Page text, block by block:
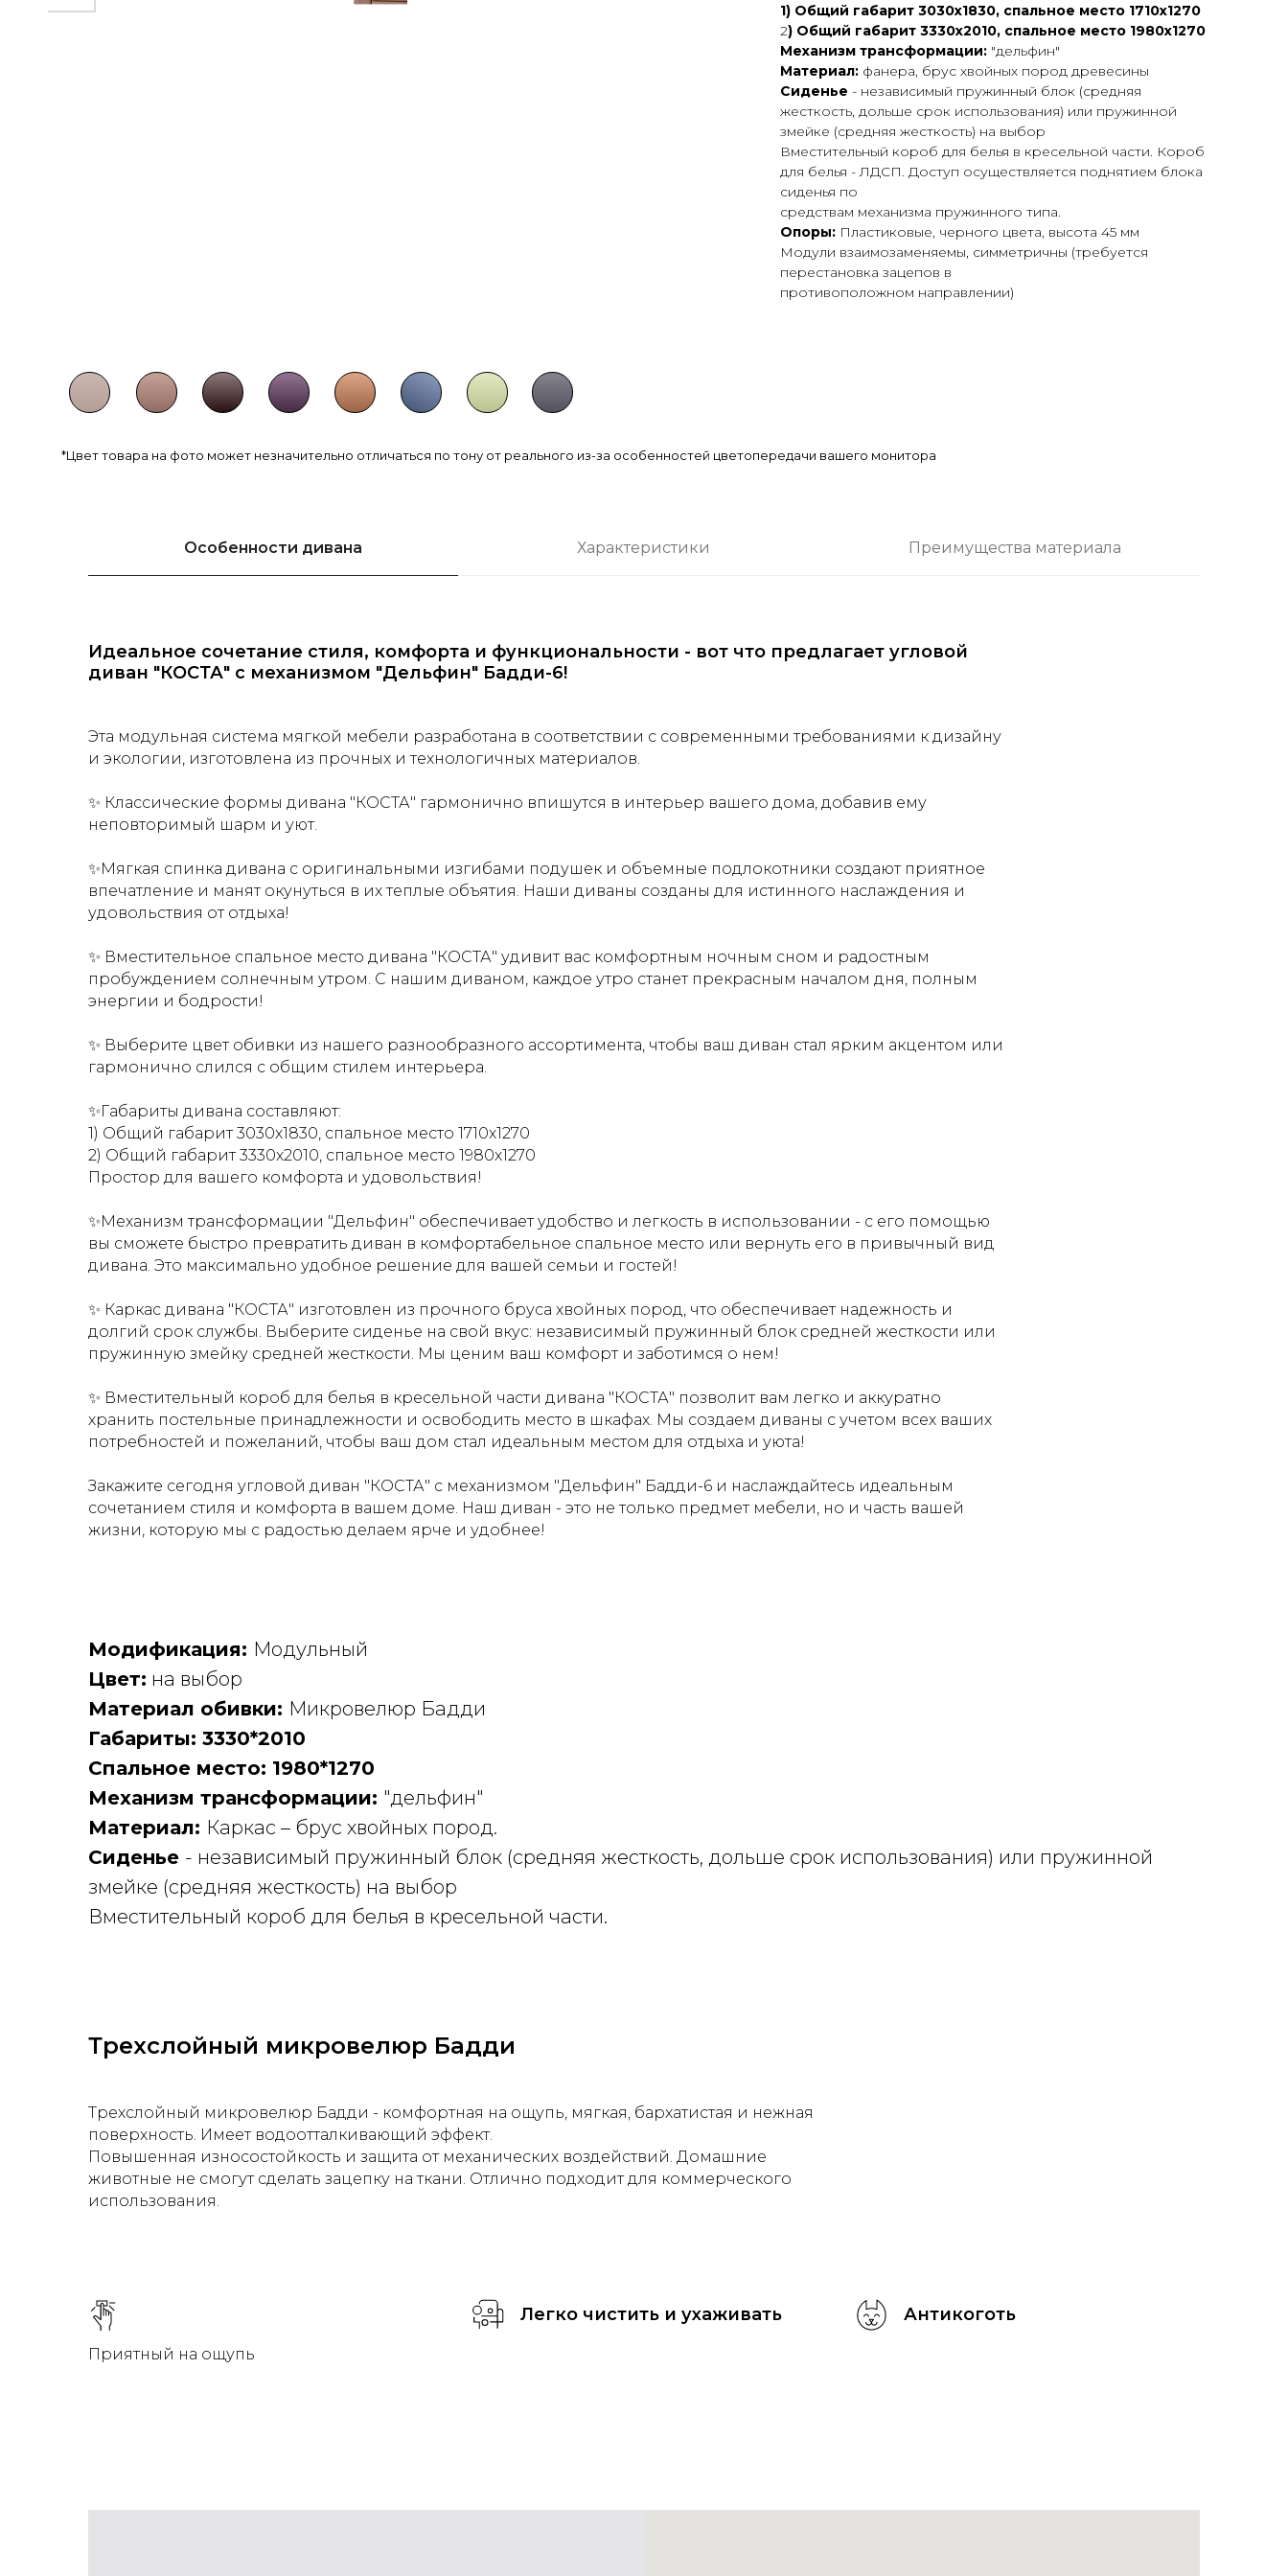
1) Общий габарит 3030х1830, спальное место 1710х1270
2) Общий габарит 3330х2010, спальное место 1980х1270
Механизм трансформации: "дельфин"
Материал: фанера, брус хвойных пород древесины
Сиденье - независимый пружинный блок (средняя
жесткость, дольше срок использования) или пружинной
змейке (средняя жесткость) на выбор
Вместительный короб для белья в кресельной части. Короб
для белья - ЛДСП. Доступ осуществляется поднятием блока
сиденья по
средствам механизма пружинного типа.
Опоры: Пластиковые, черного цвета, высота 45 мм
Модули взаимозаменяемы, симметричны (требуется
перестановка зацепов в
противоположном направлении)
*Цвет товара на фото может незначительно отличаться по тону от реального из-за особенностей цветопередачи вашего монитора
Особенности дивана Характеристики Преимущества материала
Идеальное сочетание стиля, комфорта и функциональности - вот что предлагает угловой
диван "КОСТА" с механизмом "Дельфин" Бадди-6!
Эта модульная система мягкой мебели разработана в соответствии с современными требованиями к дизайну
и экологии, изготовлена из прочных и технологичных материалов.
✨ Классические формы дивана "КОСТА" гармонично впишутся в интерьер вашего дома, добавив ему
неповторимый шарм и уют.
✨Мягкая спинка дивана с оригинальными изгибами подушек и объемные подлокотники создают приятное
впечатление и манят окунуться в их теплые объятия. Наши диваны созданы для истинного наслаждения и
удовольствия от отдыха!
✨ Вместительное спальное место дивана "КОСТА" удивит вас комфортным ночным сном и радостным
пробуждением солнечным утром. С нашим диваном, каждое утро станет прекрасным началом дня, полным
энергии и бодрости!
✨ Выберите цвет обивки из нашего разнообразного ассортимента, чтобы ваш диван стал ярким акцентом или
гармонично слился с общим стилем интерьера.
✨Габариты дивана составляют:
1) Общий габарит 3030х1830, спальное место 1710х1270
2) Общий габарит 3330х2010, спальное место 1980х1270
Простор для вашего комфорта и удовольствия!
✨Механизм трансформации "Дельфин" обеспечивает удобство и легкость в использовании - с его помощью
вы сможете быстро превратить диван в комфортабельное спальное место или вернуть его в привычный вид
дивана. Это максимально удобное решение для вашей семьи и гостей!
✨ Каркас дивана "КОСТА" изготовлен из прочного бруса хвойных пород, что обеспечивает надежность и
долгий срок службы. Выберите сиденье на свой вкус: независимый пружинный блок средней жесткости или
пружинную змейку средней жесткости. Мы ценим ваш комфорт и заботимся о нем!
✨ Вместительный короб для белья в кресельной части дивана "КОСТА" позволит вам легко и аккуратно
хранить постельные принадлежности и освободить место в шкафах. Мы создаем диваны с учетом всех ваших
потребностей и пожеланий, чтобы ваш дом стал идеальным местом для отдыха и уюта!
Закажите сегодня угловой диван "КОСТА" с механизмом "Дельфин" Бадди-6 и наслаждайтесь идеальным
сочетанием стиля и комфорта в вашем доме. Наш диван - это не только предмет мебели, но и часть вашей
жизни, которую мы с радостью делаем ярче и удобнее!
Модификация: Модульный
Цвет: на выбор
Материал обивки: Микровелюр Бадди
Габариты: 3330*2010
Спальное место: 1980*1270
Механизм трансформации: "дельфин"
Материал: Каркас – брус хвойных пород.
Сиденье - независимый пружинный блок (средняя жесткость, дольше срок использования) или пружинной
змейке (средняя жесткость) на выбор
Вместительный короб для белья в кресельной части.
Трехслойный микровелюр Бадди
Трехслойный микровелюр Бадди - комфортная на ощупь, мягкая, бархатистая и нежная
поверхность. Имеет водоотталкивающий эффект.
Повышенная износостойкость и защита от механических воздействий. Домашние
животные не смогут сделать зацепку на ткани. Отлично подходит для коммерческого
использования.
Приятный на ощупь
Легко чистить и ухаживать Антикоготь